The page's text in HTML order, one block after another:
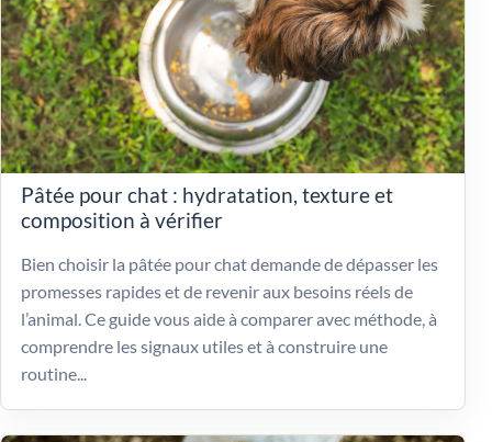
Pâtée pour chat : hydratation, texture et
composition à vérifier
Bien choisir la pâtée pour chat demande de dépasser les
promesses rapides et de revenir aux besoins réels de
l’animal. Ce guide vous aide à comparer avec méthode, à
comprendre les signaux utiles et à construire une
routine...